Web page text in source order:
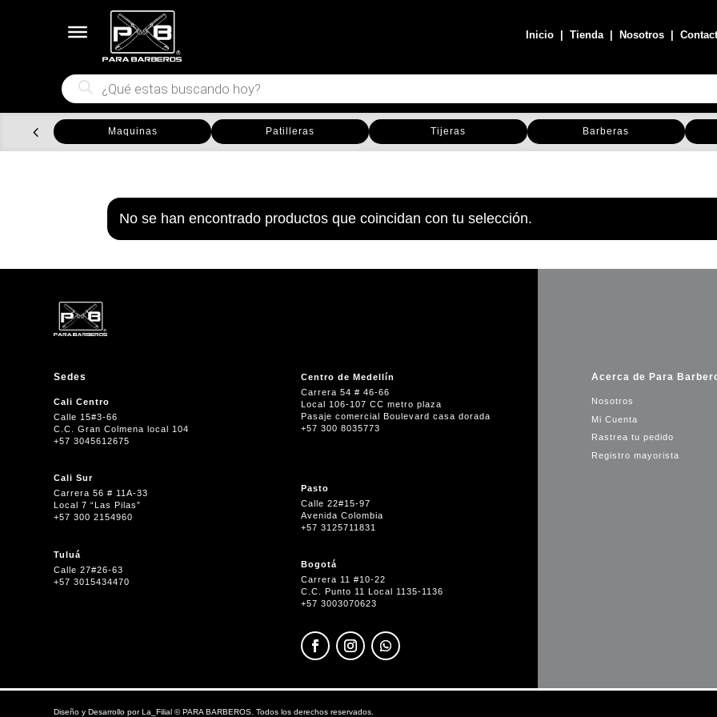
Inicio |Tienda| Nosotros |
Búsqueda
de
productos
Maquinas Patilleras Tijeras Barberas
No se han encontrado productos que coincidan con tu selección.
Sedes
Cali Centro
Calle 15#3-66
C.C. Gran Colmena local 104
+57 3045612675
Cali Sur
Carrera 56 # 11A-33
Local 7 “Las Pilas”
+57 300 2154960
Tuluá
Calle 27#26-63
+57 3015434470
Centro de Medellín
Carrera 54 # 46-66
Local 106-107 CC metro plaza
Pasaje comercial Boulevard casa dorada
+57 300 8035773
Pasto
Calle 22#15-97
Avenida Colombia
+57 3125711831
Bogotá
Carrera 11 #10-22
C.C. Punto 11 Local 1135-1136
+57 3003070623
Acerca de Para
Nosotros
Mi Cuenta
Rastrea tu pedido
Registro mayorista
Diseño y Desarrollo porLa_Filial ©PARA BARBEROS. Todos los derechos reservados.